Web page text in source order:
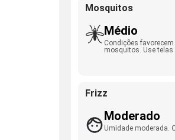
Mosquitos
Médio
Condições
mosquitos. Use telas
Frizz
Moderado
Umidade moderada.